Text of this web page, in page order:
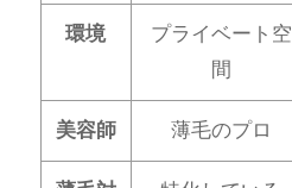
環境
プライベート空
間
美容師 薄毛のプロ